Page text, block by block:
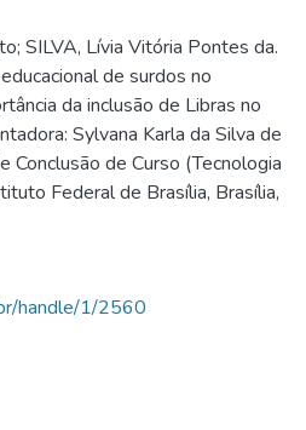
SILVA, Lívia Vitória Pontes da.
de surdos no
da inclusão de Libras no
Sylvana Karla da Silva de
Conclusão de Curso (Tecnologia
Federal de Brasília, Brasília,
handle/1/2560